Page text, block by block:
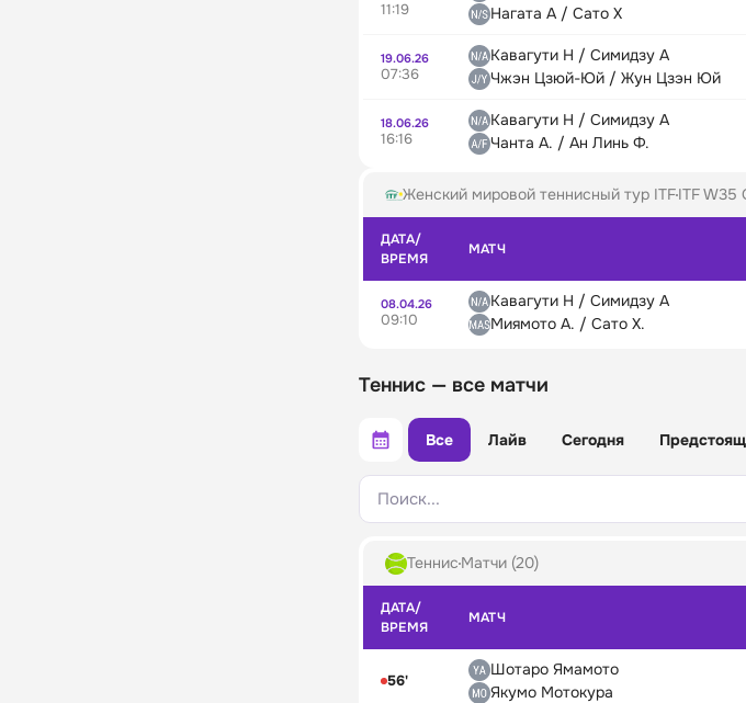
11:19
Нагата А / Сато Х
19.06.26
07:36
Кавагути Н / Симидзу А
Чжэн Цзюй-Юй / Жун Цзэн Юй
18.06.26
16:16
Кавагути Н / Симидзу А
Чанта А. / Ан Линь Ф.
Женский мировой теннисный тур ITFITF W35
ДАТА/
ВРЕМЯ
МАТЧ
08.04.26
09:10
Кавагути Н / Симидзу А
Миямото А. / Сато Х.
Теннис — все матчи
Все Лайв Сегодня
Поиск...
Теннис Матчи (20)
ДАТА/
ВРЕМЯ
МАТЧ
56'
Шотаро Ямамото
Якумо Мотокура